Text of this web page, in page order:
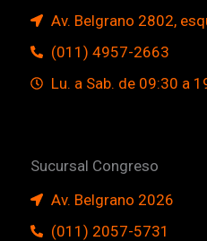
Av. Belgrano 2802,
(011) 4957-2663
Lu. a Sab. de 09:30 a
Sucursal Congreso
Av. Belgrano 2026
(011) 2057-5731